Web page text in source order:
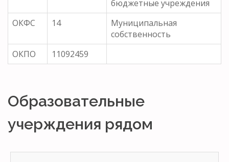
бюджетные учреждения
ОКФС
14
Муниципальная
собственность
ОКПО
11092459
Образовательные
учерждения рядом